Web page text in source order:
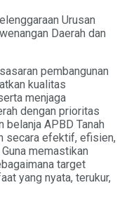
Urusan
Daerah dan
pembangunan
kualitas
menjaga
dengan prioritas
belanja APBD Tanah
secara efektif, efisien,
memastikan
target
yang nyata, terukur,